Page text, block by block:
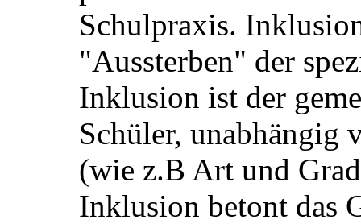
Schulpraxis.
"Aussterben" der
Inklusion ist der
Schüler, unabhängig
(wie z.B Art und
Inklusion betont das